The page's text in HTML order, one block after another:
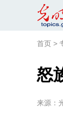
首页 >
怒
来源：